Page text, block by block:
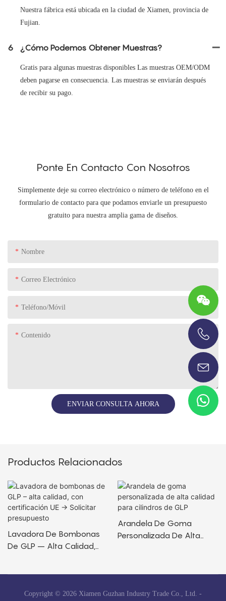
Nuestra fábrica está ubicada en la ciudad de Xiamen, provincia de
Fujian.
6 ¿Cómo Podemos Obtener Muestras?
Gratis para algunas muestras disponibles Las muestras OEM/ODM
deben pagarse en consecuencia. Las muestras se enviarán después
de recibir su pago.
Ponte En Contacto Con Nosotros
Simplemente deje su correo electrónico o número de teléfono en el
formulario de contacto para que podamos enviarle un presupuesto
gratuito para nuestra amplia gama de diseños.
Nombre
Correo Electrónico
Teléfono/Móvil
Contenido
ENVIAR CONSULTA AHORA
Productos Relacionados
Lavadora De Bombonas
De GLP – Alta Calidad,
Arandela De Goma
Personalizada De Alta
Copyright © 2026 Xiamen Guzhan Industry Trade Co., Ltd. -